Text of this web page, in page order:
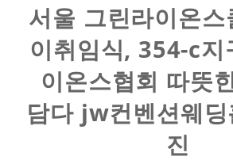
서울 그린라이온
이취임식, 354-c지
이온스협회 따뜻
담다 jw컨벤션웨
진